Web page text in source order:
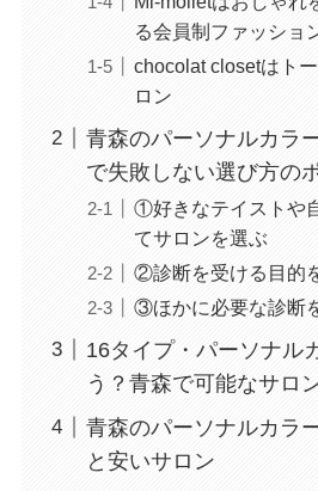
る会員制ファッショ
chocolat closetはト
ロン
青森のパーソナルカラ
で失敗しない選び方の
①好きなテイストや
てサロンを選ぶ
②診断を受ける目的
③ほかに必要な診断
16タイプ・パーソナル
う？青森で可能なサロ
青森のパーソナルカラ
と安いサロン